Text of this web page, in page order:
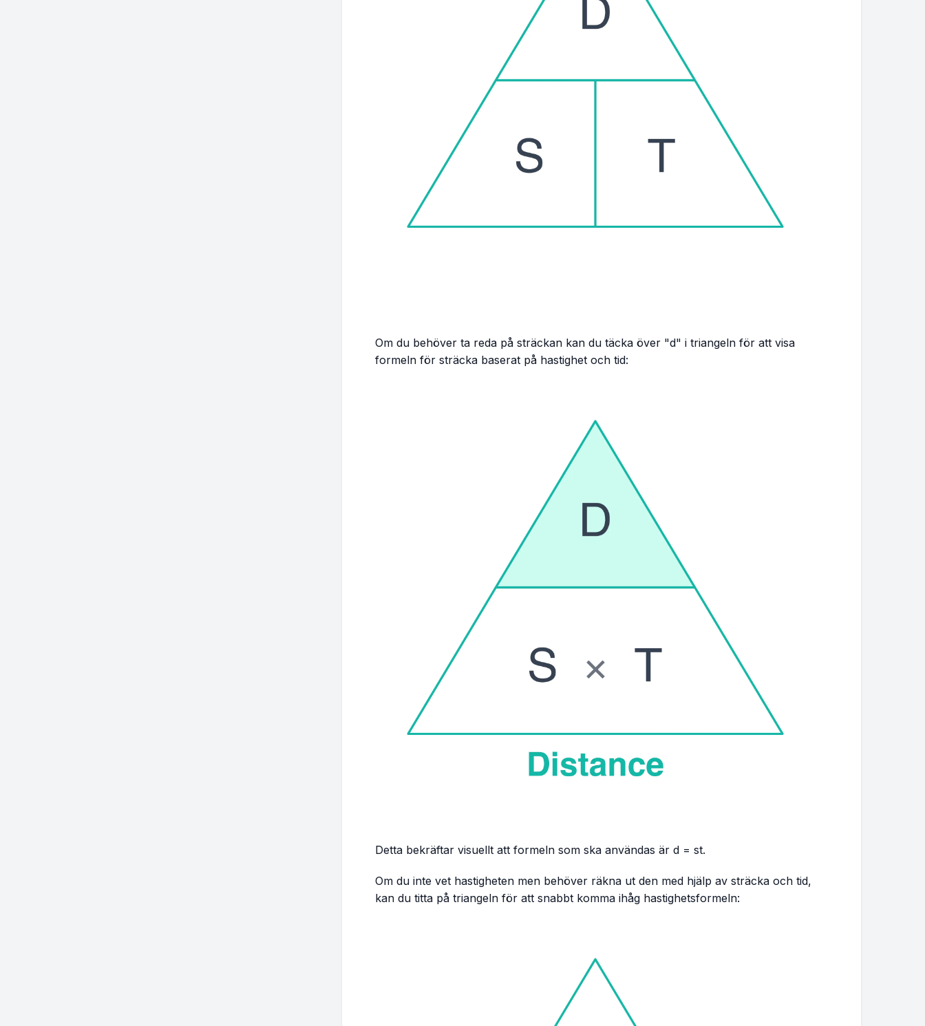
Om du behöver ta reda på sträckan kan du täcka över "d" i triangeln för att visa
formeln för sträcka baserat på hastighet och tid:
Detta bekräftar visuellt att formeln som ska användas är d = st.
Om du inte vet hastigheten men behöver räkna ut den med hjälp av sträcka och tid,
kan du titta på triangeln för att snabbt komma ihåg hastighetsformeln: